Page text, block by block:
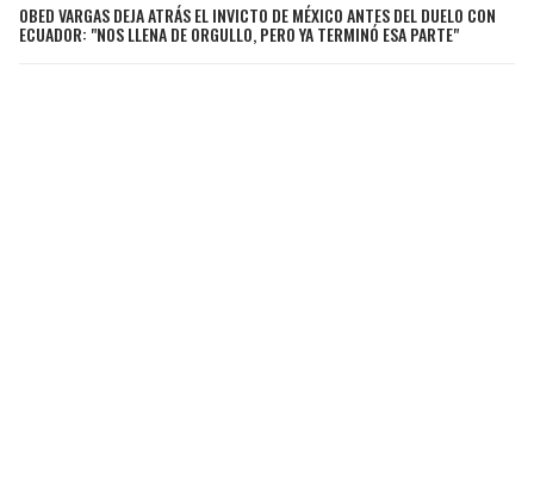
OBED VARGAS DEJA ATRÁS EL INVICTO DE MÉXICO ANTES DEL DUELO CON
ECUADOR: "NOS LLENA DE ORGULLO, PERO YA TERMINÓ ESA PARTE"